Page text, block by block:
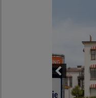
Previous